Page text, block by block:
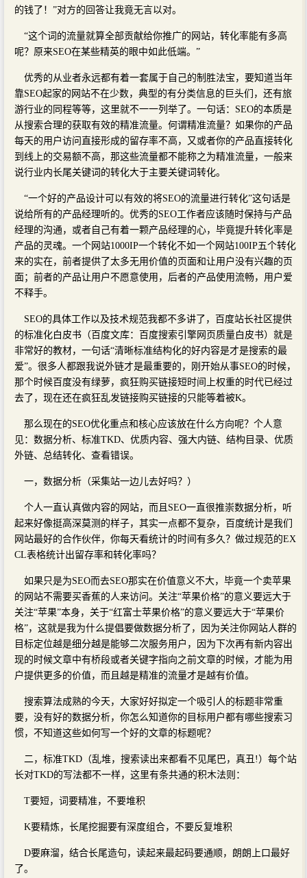
的钱了！”对方的回答让我竟无言以对。
“这个词的流量就算全部贡献给你推广的网站，转化率能有多高
呢？原来SEO在某些精英的眼中如此低端。”
优秀的从业者永远都有着一套属于自己的制胜法宝，要知道当年
靠SEO起家的网站不在少数，典型的有分类信息的巨头们，还有旅
游行业的同程等等，这里就不一一列举了。一句话：SEO的本质是
从搜索合理的获取有效的精准流量。何谓精准流量？如果你的产品
每天的用户访问直接形成的留存率不高，又或者你的产品直接转化
到线上的交易额不高，那这些流量都不能称之为精准流量，一般来
说行业内长尾关键词的转化大于主要关键词转化。
“一个好的产品设计可以有效的将SEO的流量进行转化”这句话是
说给所有的产品经理听的。优秀的SEO工作者应该随时保持与产品
经理的沟通，或者自己有着一颗产品经理的心，毕竟提升转化率是
产品的灵魂。一个网站1000IP一个转化不如一个网站100IP五个转化
来的实在，前者提供了太多无用价值的页面和让用户没有兴趣的页
面；前者的产品让用户不愿意使用，后者的产品使用流畅，用户爱
不释手。
SEO的具体工作以及技术规范我都不多讲了，百度站长社区提供
的标准化白皮书（百度文库：百度搜索引擎网页质量白皮书）就是
非常好的教材，一句话“清晰标准结构化的好内容是才是搜索的最
爱”。很多人都跟我说外链才是最重要的，刚开始从事SEO的时候，
那个时候百度没有绿萝，疯狂购买链接短时间上权重的时代已经过
去了，现在还在疯狂乱发链接购买链接的只能等着被K。
那么现在的SEO优化重点和核心应该放在什么方向呢？个人意
见：数据分析、标准TKD、优质内容、强大内链、结构目录、优质
外链、总结转化、查看错误。
一，数据分析（采集站一边儿去好吗？）
个人一直认真做内容的网站，而且SEO一直很推崇数据分析，听
起来好像挺高深莫测的样子，其实一点都不复杂，百度统计是我们
网站最好的合作伙伴，你每天看统计的时间有多久？做过规范的EX
CL表格统计出留存率和转化率吗？
如果只是为SEO而去SEO那实在价值意义不大，毕竟一个卖苹果
的网站不需要买香蕉的人来访问。关注“苹果价格”的意义要远大于
关注“苹果”本身，关于“红富士苹果价格”的意义要远大于“苹果价
格”，这就是我为什么提倡要做数据分析了，因为关注你网站人群的
目标定位越是细分越是能够二次服务用户，因为下次再有新内容出
现的时候文章中有桥段或者关键字指向之前文章的时候，才能为用
户提供更多的价值，而且越是精准的流量才是越有价值。
搜索算法成熟的今天，大家好好拟定一个吸引人的标题非常重
要，没有好的数据分析，你怎么知道你的目标用户都有哪些搜索习
惯，不知道这些如何写一个好的文章的标题呢？
二，标准TKD（乱堆，搜索读出来都看不见尾巴，真丑!）每个站
长对TKD的写法都不一样，这里有条共通的积木法则：
T要短，词要精准，不要堆积
K要精炼，长尾挖掘要有深度组合，不要反复堆积
D要麻溜，结合长尾造句，读起来最起码要通顺，朗朗上口最好
了。